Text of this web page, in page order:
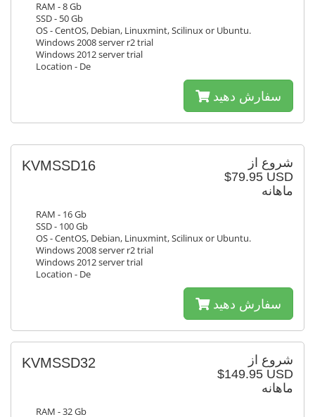
RAM - 8 Gb
SSD - 50 Gb
OS - CentOS, Debian, Linuxmint, Scilinux or Ubuntu.
Windows 2008 server r2 trial
Windows 2012 server trial
Location - De
سفارش دهید
شروع از
$79.95 USD
ماهانه
KVMSSD16
RAM - 16 Gb
SSD - 100 Gb
OS - CentOS, Debian, Linuxmint, Scilinux or Ubuntu.
Windows 2008 server r2 trial
Windows 2012 server trial
Location - De
سفارش دهید
شروع از
$149.95 USD
ماهانه
KVMSSD32
RAM - 32 Gb